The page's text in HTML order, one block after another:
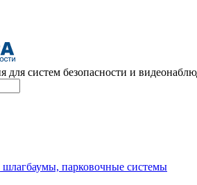
для систем безопасности и
шлагбаумы, парковочные системы